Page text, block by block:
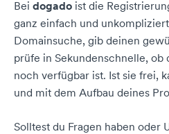
Bei dogado ist die
ganz einfach und
Domainsuche, gib deinen
prüfe in Sekundenschnelle, ob
noch verfügbar ist. Ist sie frei,
und mit dem Aufbau deines
Solltest du Fragen haben oder